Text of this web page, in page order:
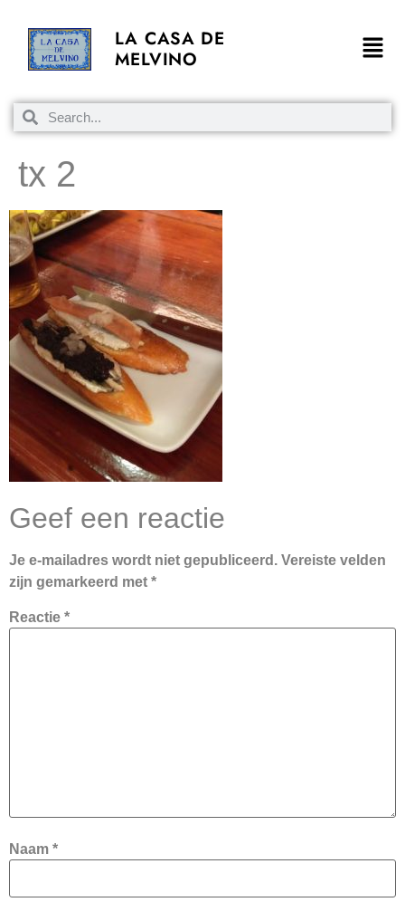
LA CASA DE
MELVINO
tx 2
Geef een reactie
Je e-mailadres wordt niet gepubliceerd. Vereiste velden
zijn gemarkeerd met *
Reactie *
Naam *